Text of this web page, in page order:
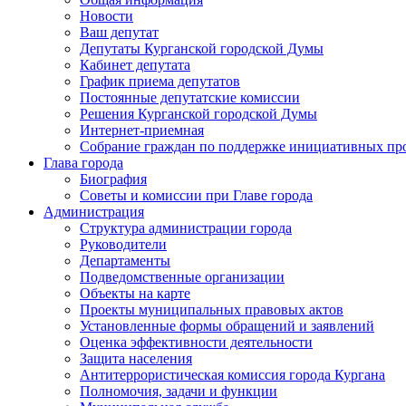
Новости
Ваш депутат
Депутаты Курганской городской Думы
Кабинет депутата
График приема депутатов
Постоянные депутатские комиссии
Решения Курганской городской Думы
Интернет-приемная
Собрание граждан по поддержке инициативных
Глава города
Биография
Советы и комиссии при Главе города
Администрация
Структура администрации города
Руководители
Департаменты
Подведомственные организации
Объекты на карте
Проекты муниципальных правовых актов
Установленные формы обращений и заявлений
Оценка эффективности деятельности
Защита населения
Антитеррористическая комиссия города Кургана
Полномочия, задачи и функции